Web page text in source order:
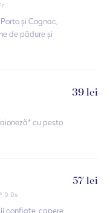
și Cognac,
de pădure și
cu pesto
39 lei
O Ds
57 lei